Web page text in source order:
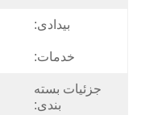
بیدادی:
خدمات:
جزئیات بسته
بندی: